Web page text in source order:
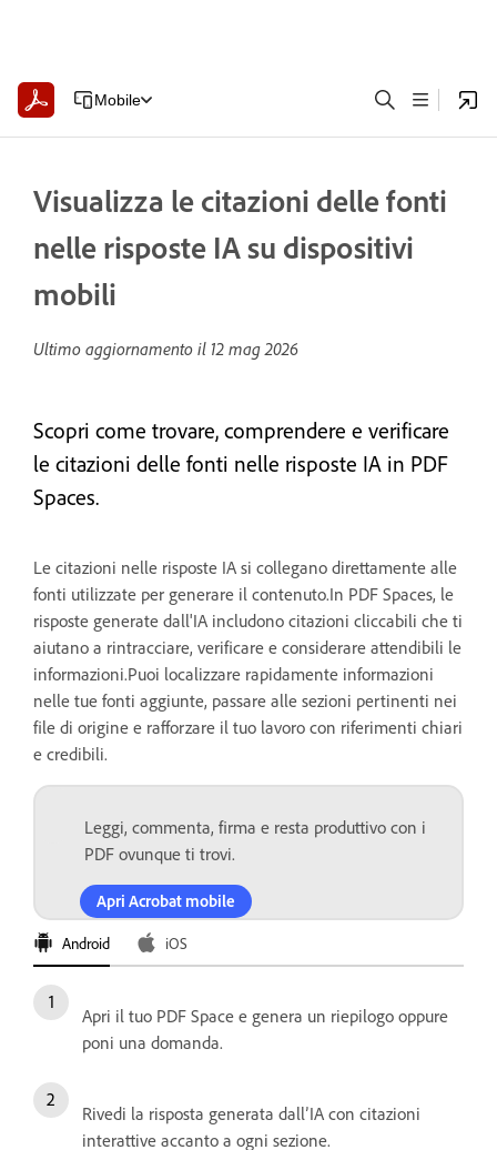
Mobile
Visualizza le citazioni delle fonti
nelle risposte IA su dispositivi
mobili
Ultimo aggiornamento il 12 mag 2026
Scopri come trovare, comprendere e verificare
le citazioni delle fonti nelle risposte IA in PDF
Spaces.
Le citazioni nelle risposte IA si collegano direttamente alle
fonti utilizzate per generare il contenuto.In PDF Spaces, le
risposte generate dall'IA includono citazioni cliccabili che ti
aiutano a rintracciare, verificare e considerare attendibili le
informazioni.Puoi localizzare rapidamente informazioni
nelle tue fonti aggiunte, passare alle sezioni pertinenti nei
file di origine e rafforzare il tuo lavoro con riferimenti chiari
e credibili.
Leggi, commenta, firma e resta produttivo con i
PDF ovunque ti trovi.
Apri Acrobat mobile
Android iOS
Apri il tuo PDF Space e genera un riepilogo oppure
poni una domanda.
Rivedi la risposta generata dall’IA con citazioni
interattive accanto a ogni sezione.